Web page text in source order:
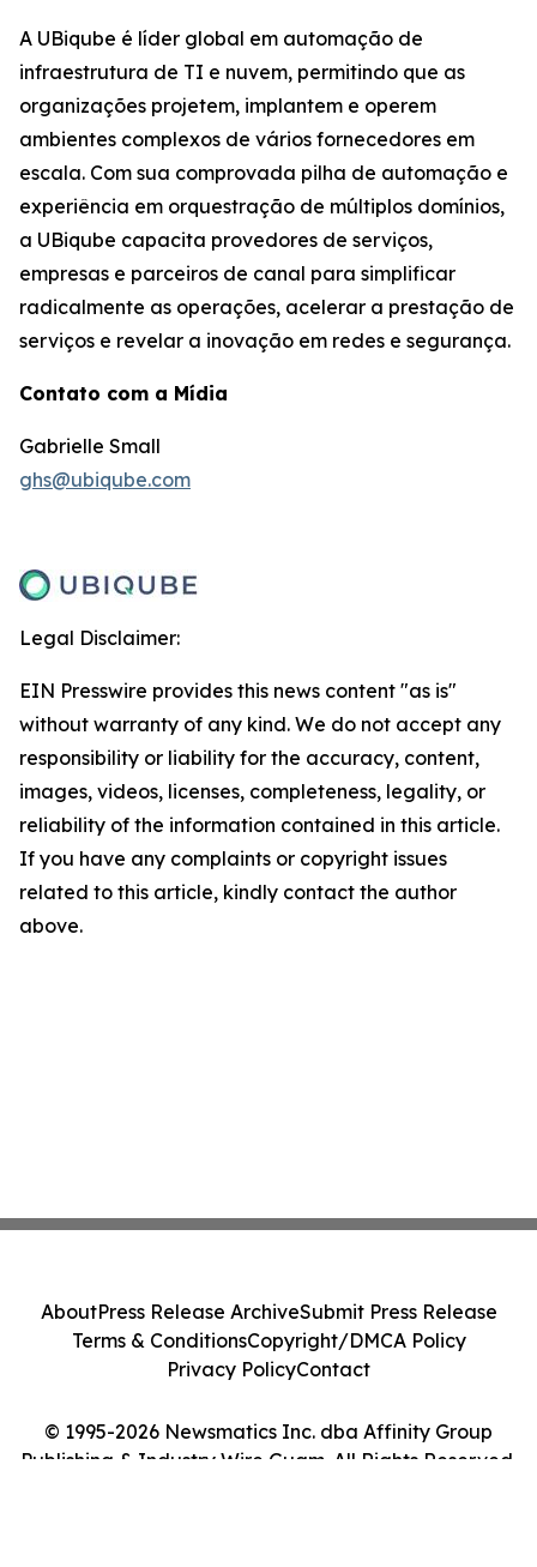
A UBiqube é líder global em automação de
infraestrutura de TI e nuvem, permitindo que as
organizações projetem, implantem e operem
ambientes complexos de vários fornecedores em
escala. Com sua comprovada pilha de automação e
experiência em orquestração de múltiplos domínios,
a UBiqube capacita provedores de serviços,
empresas e parceiros de canal para simplificar
radicalmente as operações, acelerar a prestação de
serviços e revelar a inovação em redes e segurança.
Contato com a Mídia
Gabrielle Small
ghs@ubiqube.com
Legal Disclaimer:
EIN Presswire provides this news content "as is"
without warranty of any kind. We do not accept any
responsibility or liability for the accuracy, content,
images, videos, licenses, completeness, legality, or
reliability of the information contained in this article.
If you have any complaints or copyright issues
related to this article, kindly contact the author
above.
© 1995-2026 Newsmatics Inc. dba Affinity Group
Publishing & Industry Wire Guam. All Rights Reserved.
AboutPress Release ArchiveSubmit Press Release
Terms & ConditionsCopyright/DMCA Policy
Privacy PolicyContact